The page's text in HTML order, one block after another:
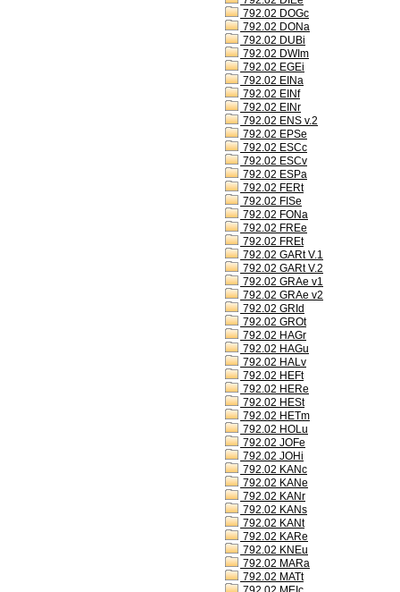
792.02 DOGc
792.02 DONa
792.02 DUBi
792.02 DWIm
792.02 EGEi
792.02 EINa
792.02 EINf
792.02 EINr
792.02 ENS v.2
792.02 EPSe
792.02 ESCc
792.02 ESCv
792.02 ESPa
792.02 FERt
792.02 FISe
792.02 FONa
792.02 FREe
792.02 FREt
792.02 GARt V.1
792.02 GARt V.2
792.02 GRAe v1
792.02 GRAe v2
792.02 GRId
792.02 GROt
792.02 HAGr
792.02 HAGu
792.02 HALv
792.02 HEFt
792.02 HERe
792.02 HESt
792.02 HETm
792.02 HOLu
792.02 JOFe
792.02 JOHi
792.02 KANc
792.02 KANe
792.02 KANr
792.02 KANs
792.02 KANt
792.02 KARe
792.02 KNEu
792.02 MARa
792.02 MATt